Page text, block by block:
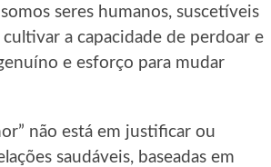
seres humanos, suscetíveis
a capacidade de perdoar e
e esforço para mudar
não está em justificar ou
saudáveis, baseadas em